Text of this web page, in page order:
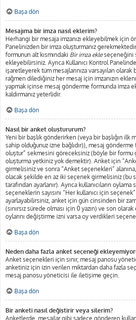
Başa dön
Mesajıma bir imza nasıl eklerim?
Herhangi bir mesaja imzanızı ekleyebilmek için
Panelinizden bir imza oluşturmanız
formunun alt kısmındaki Bir imza ekleseçeneğini
ekleyebilirsiniz. Ayrıca Kullanıcı Kontrol
işaretleyerek tüm mesajlarınıza varsayılan
rağmen dilediğiniz her mesaj için imzanızın
yapmak içinse mesaj gönderme formunda imza
kaldırmanız yeterlidir.
Başa dön
Nasıl bir anket oluştururum?
Yeni bir başlık gönderirken (veya bir başlığın ilk
sahip olduğunuz izne bağlıdır)), mesaj
oluştur” sekmesini göreceksiniz (böyle bir formu
oluşturma yetkiniz yok demektir). Anket için
girmelisiniz ve sonra “Anket seçenekleri”
olacak şekilde en az iki seçenek girmelisiniz (bu
tarafından ayarlanır). Ayrıca kullanıcıların
seçeneklerin sayısını “Her kullanıcı için
ayarlayabilirsiniz, anket için gün cinsinden bir
(sınırsız sürede olması için 0 yazın) ve son olarak
oylarını değiştirme izni varsa oy verdikleri
Başa dön
Neden daha fazla anket seçeneği
Anket seçenekleri için sınır, mesaj panosu
anketiniz için izin verilen miktardan daha fazla
mesaj panosu yöneticisi ile iletişime geçin.
Başa dön
Bir anketi nasıl değiştirir veya silerim?
Anketlerde, mesajlar gibi sadece gönderen